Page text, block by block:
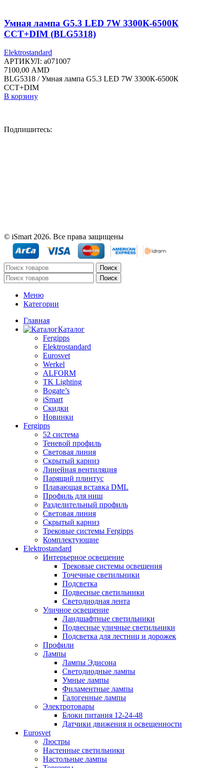
Умная лампа G5.3 LED 7W 3300К-6500К
CCT+DIM (BLG5318)
Elektrostandard
АРТИКУЛ: a071007
7100,00 AMD
BLG5318 / Умная лампа G5.3 LED 7W 3300К-6500К
CCT+DIM
В корзину
Подпишитесь:
© iSmart 2026. Все права защищены
Поиск
Поиск
Меню
Категории
Главная
Каталог
Fergipps
Elektrostandard
Eurosvet
Werkel
ALFORM
TK Lighting
Bogate’s
iSmart
Скидки
Новинки
Fergipps
52 система
Теневой профиль
Световая линия
Скрытый карниз
Линейная вентиляция
Парящий плинтус
Плавающая вставка DML
Профиль для ниш
Разделительный профиль
Световая линия
Скрытый карниз
Трековые системы Fergipps
Комплектующие
Elektrostandard
Интерьерное освещение
Трековые системы освещения
Точечные светильники
Подсветка
Подвесные светильники
Светодиодная лента
Уличное освещение
Ландшафтные светильники
Подвесные уличные светильники
Подсветка для лестниц и дорожек
Профили
Лампы
Лампы Эдисона
Светодиодные лампы
Умные лампы
Филаментные лампы
Галогенные лампы
Электротовары
Блоки питания 12-24-48
Датчики движения и освещенности
Eurosvet
Люстры
Настенные светильники
Настольные лампы